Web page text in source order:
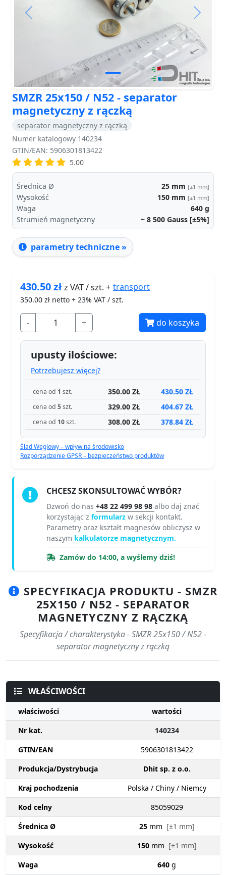
Previous Next
SMZR 25x150 / N52 - separator
magnetyczny z rączką
separator magnetyczny z rączką
Numer katalogowy 140234
GTIN/EAN: 5906301813422
5.00
Średnica Ø 25 mm [±1 mm]
Wysokość 150 mm [±1 mm]
Waga 640 g
Strumień magnetyczny
~ 8 500 Gauss [±5%]
parametry techniczne »
430.50złz VAT / szt. + transport
350.00 zł netto + 23% VAT / szt.
- + do koszyka
upusty ilościowe:
Potrzebujesz więcej?
cena od 1 szt. 350.00 ZŁ 430.50 ZŁ
cena od 5szt. 329.00 ZŁ 404.67 ZŁ
cena od 10szt. 308.00 ZŁ 378.84 ZŁ
Ślad Węglowy – wpływ na środowisko
Rozporządzenie GPSR – bezpieczeństwo produktów
CHCESZ SKONSULTOWAĆ WYBÓR?
Dzwoń do nas +48 22 499 98 98 albo daj znać
korzystając z formularz w sekcji kontakt.
Parametry oraz kształt magnesów obliczysz w
naszym kalkulatorze magnetycznym.
Zamów do 14:00, a wyślemy dziś!
SPECYFIKACJA PRODUKTU - SMZR
25X150 / N52 - SEPARATOR
MAGNETYCZNY Z RĄCZKĄ
Specyfikacja / charakterystyka - SMZR 25x150 / N52 -
separator magnetyczny z rączką
WŁAŚCIWOŚCI
właściwości
wartości
Nr kat.
140234
GTIN/EAN
5906301813422
Produkcja/Dystrybucja
Dhit sp. z o.o.
Kraj pochodzenia
Polska / Chiny / Niemcy
Kod celny
85059029
Średnica Ø
25 mm [±1 mm]
Wysokość
150 mm [±1 mm]
Waga
640 g